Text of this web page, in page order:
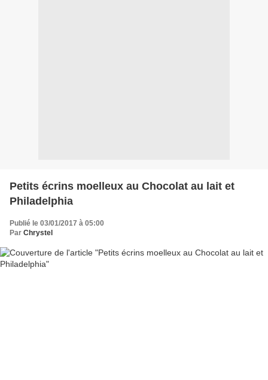
Petits écrins moelleux au Chocolat au lait et
Philadelphia
Publié le 03/01/2017 à 05:00
Par Chrystel